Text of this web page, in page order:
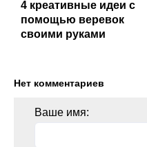
4 креативные идеи с
помощью веревок
своими руками
Нет комментариев
Ваше имя: